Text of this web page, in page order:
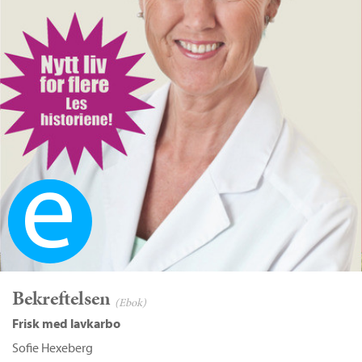
Ebok
Bekreftelsen (Ebok)
Frisk med lavkarbo
Sofie Hexeberg